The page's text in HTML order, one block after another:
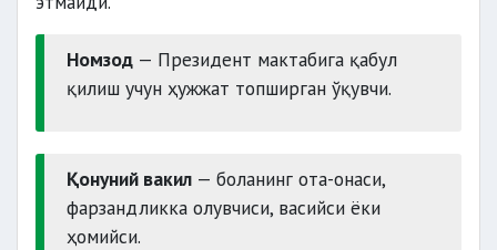
Номзод — Президент мактабига қабул
қилиш учун ҳужжат топширган ўқувчи.
Қонуний вакил — боланинг ота-онаси,
фарзандликка олувчиси, васийси ёки
ҳомийси.